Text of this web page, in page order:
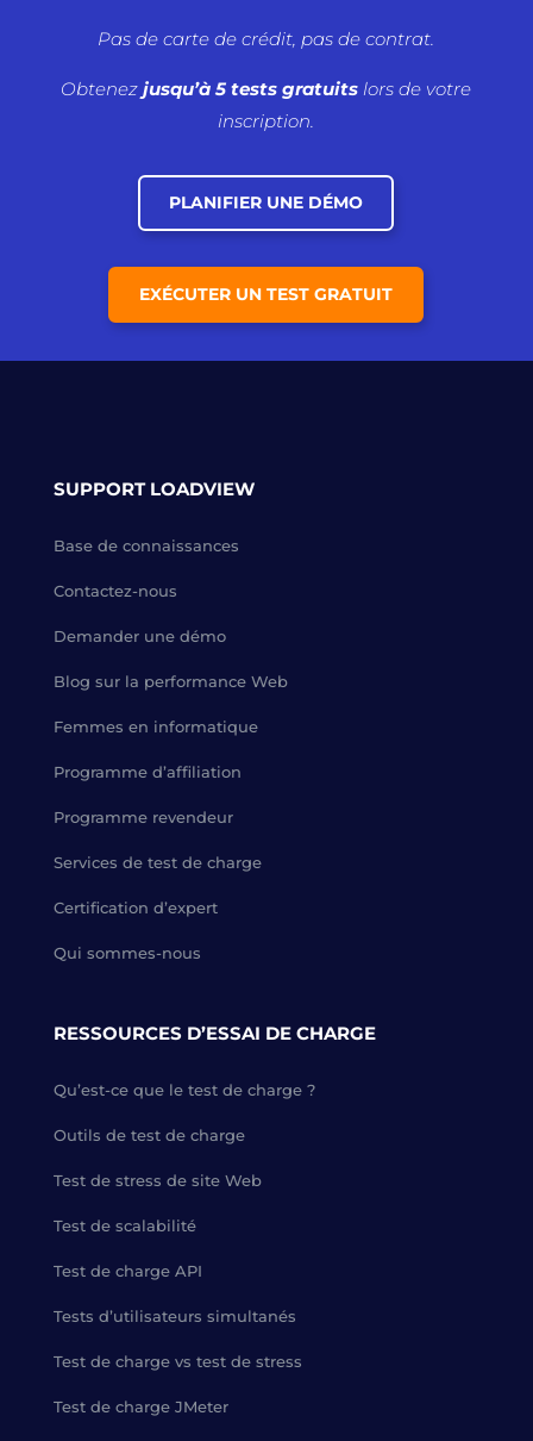
Pas de carte de crédit, pas de contrat.
Obtenezjusqu’à 5 tests gratuits lors de votre
inscription.
PLANIFIER UNE DÉMO
EXÉCUTER UN TEST GRATUIT
SUPPORT LOADVIEW
Base de connaissances
Contactez-nous
Demander une démo
Blog sur la performance Web
Femmes en informatique
Programme d’affiliation
Programme revendeur
Services de test de charge
Certification d’expert
Qui sommes-nous
RESSOURCES D’ESSAI DE CHARGE
Qu’est-ce que le test de charge ?
Outils de test de charge
Test de stress de site Web
Test de scalabilité
Test de charge API
Tests d’utilisateurs simultanés
Test de charge vs test de stress
Test de charge JMeter